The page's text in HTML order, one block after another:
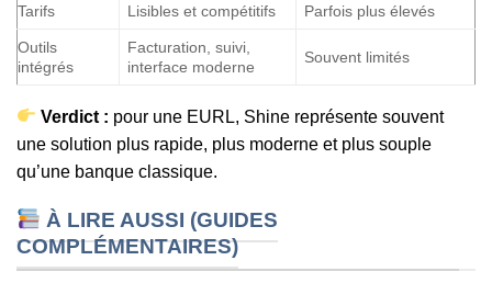
Tarifs Lisibles et compétitifs Parfois plus élevés
Outils
intégrés
Facturation, suivi,
interface moderne
Souvent limités
Verdict : pour une EURL, Shine représente souvent
une solution plus rapide, plus moderne et plus souple
qu’une banque classique.
À LIRE AUSSI (GUIDES
COMPLÉMENTAIRES)